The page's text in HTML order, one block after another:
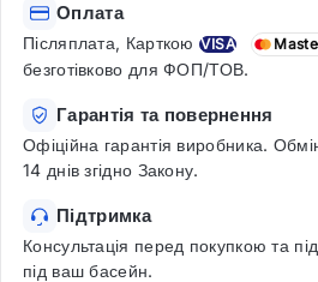
Оплата
Післяплата, Карткою VISA
безготівково для ФОП/ТОВ.
Гарантія та повернення
Офіційна гарантія виробника.
14 днів згідно Закону.
Підтримка
Консультація перед покупкою та
під ваш басейн.